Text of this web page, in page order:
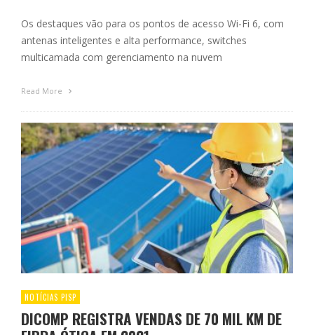
Os destaques vão para os pontos de acesso Wi-Fi 6, com
antenas inteligentes e alta performance, switches
multicamada com gerenciamento na nuvem
Read More
NOTÍCIAS PISP
DICOMP REGISTRA VENDAS DE 70 MIL KM DE